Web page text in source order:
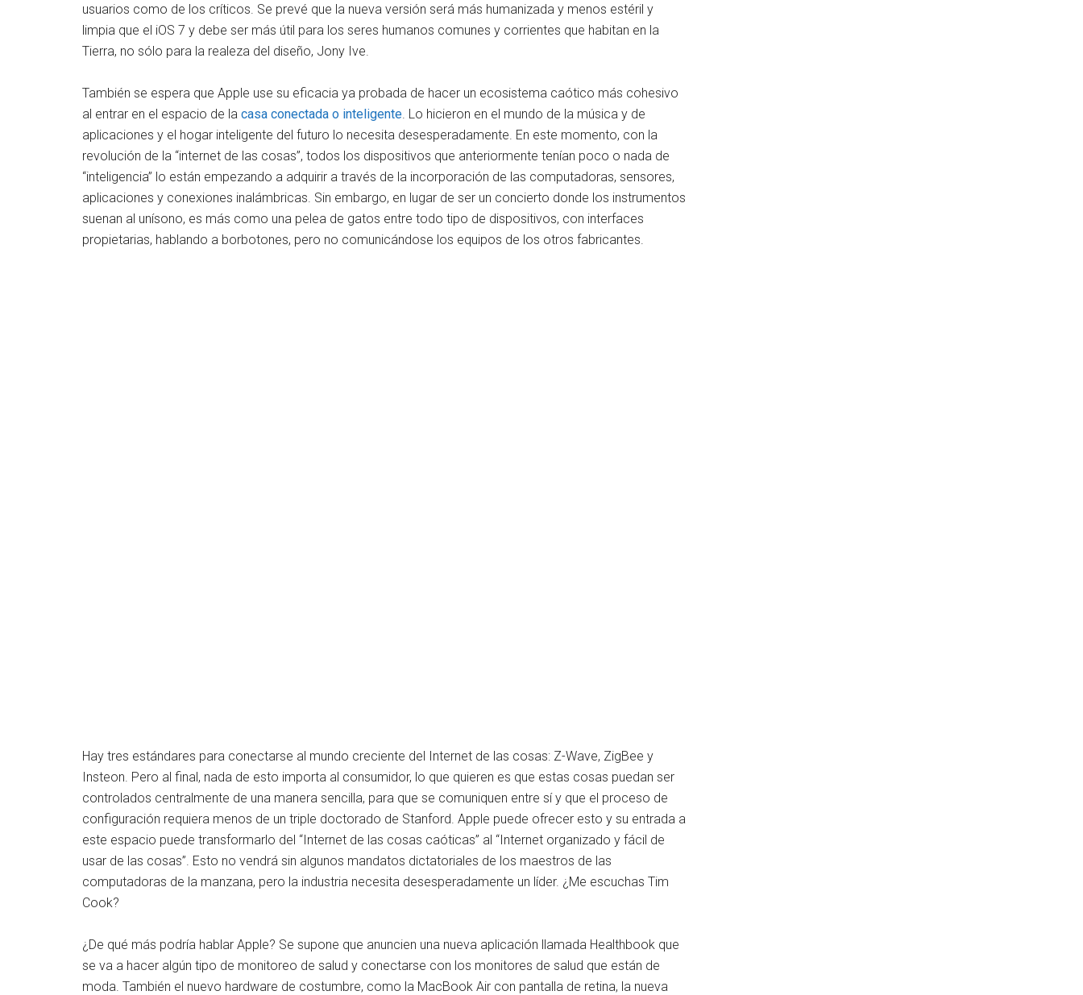
usuarios como de los críticos. Se prevé que la nueva versión será más humanizada y menos estéril y
limpia que el iOS 7 y debe ser más útil para los seres humanos comunes y corrientes que habitan en la
Tierra, no sólo para la realeza del diseño, Jony Ive.
También se espera que Apple use su eficacia ya probada de hacer un ecosistema caótico más cohesivo
al entrar en el espacio de la casa conectada o inteligente. Lo hicieron en el mundo de la música y de
aplicaciones y el hogar inteligente del futuro lo necesita desesperadamente. En este momento, con la
revolución de la “internet de las cosas”, todos los dispositivos que anteriormente tenían poco o nada de
“inteligencia” lo están empezando a adquirir a través de la incorporación de las computadoras, sensores,
aplicaciones y conexiones inalámbricas. Sin embargo, en lugar de ser un concierto donde los instrumentos
suenan al unísono, es más como una pelea de gatos entre todo tipo de dispositivos, con interfaces
propietarias, hablando a borbotones, pero no comunicándose los equipos de los otros fabricantes.
Hay tres estándares para conectarse al mundo creciente del Internet de las cosas: Z-Wave, ZigBee y
Insteon. Pero al final, nada de esto importa al consumidor, lo que quieren es que estas cosas puedan ser
controlados centralmente de una manera sencilla, para que se comuniquen entre sí y que el proceso de
configuración requiera menos de un triple doctorado de Stanford. Apple puede ofrecer esto y su entrada a
este espacio puede transformarlo del “Internet de las cosas caóticas” al “Internet organizado y fácil de
usar de las cosas”. Esto no vendrá sin algunos mandatos dictatoriales de los maestros de las
computadoras de la manzana, pero la industria necesita desesperadamente un líder. ¿Me escuchas Tim
Cook?
¿De qué más podría hablar Apple? Se supone que anuncien una nueva aplicación llamada Healthbook que
se va a hacer algún tipo de monitoreo de salud y conectarse con los monitores de salud que están de
moda. También el nuevo hardware de costumbre, como la MacBook Air con pantalla de retina, la nueva